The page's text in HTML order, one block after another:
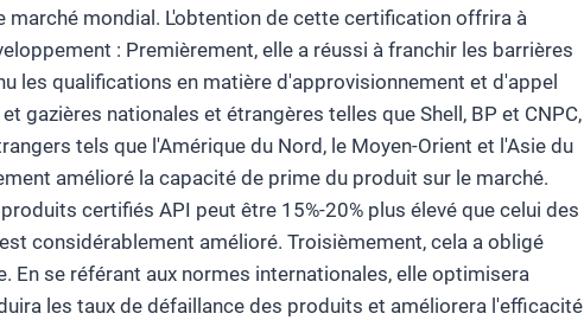
mondial. L'obtention de cette certification offrira à
: Premièrement, elle a réussi à franchir les barrières
les qualifications en matière d'approvisionnement et d'appel
gazières nationales et étrangères telles que Shell, BP et CNPC,
tels que l'Amérique du Nord, le Moyen-Orient et l'Asie du
amélioré la capacité de prime du produit sur le marché.
certifiés API peut être 15%-20% plus élevé que celui des
considérablement amélioré. Troisièmement, cela a obligé
En se référant aux normes internationales, elle optimisera
les taux de défaillance des produits et améliorera l'efficacité